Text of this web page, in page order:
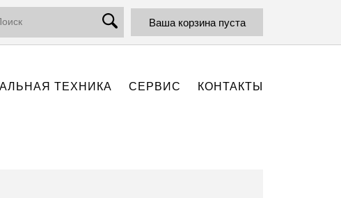
Ваша корзина пуста
ТЕХНИКА СЕРВИС КОНТАКТЫ